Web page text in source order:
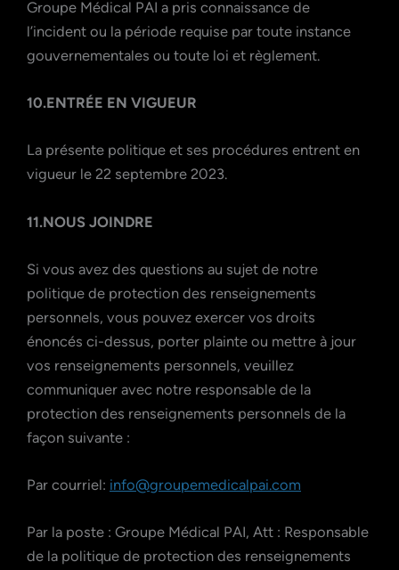
Groupe Médical PAI a pris connaissance de
l’incident ou la période requise par toute instance
gouvernementales ou toute loi et règlement.
10.ENTRÉE EN VIGUEUR
La présente politique et ses procédures entrent en
vigueur le 22 septembre 2023.
11.NOUS JOINDRE
Si vous avez des questions au sujet de notre
politique de protection des renseignements
personnels, vous pouvez exercer vos droits
énoncés ci-dessus, porter plainte ou mettre à jour
vos renseignements personnels, veuillez
communiquer avec notre responsable de la
protection des renseignements personnels de la
façon suivante :
Par courriel: info@groupemedicalpai.com
Par la poste : Groupe Médical PAI, Att : Responsable
de la politique de protection des renseignements